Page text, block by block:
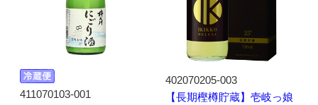
411070103-001
402070205-003
【長期樫樽貯蔵】壱岐っ娘